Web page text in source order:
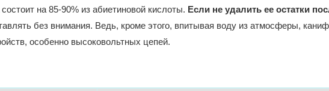
на 85-90% из абиетиновой кислоты. Если не удалить ее остатки
без внимания. Ведь, кроме этого, впитывая воду из атмосферы,
особенно высоковольтных цепей.